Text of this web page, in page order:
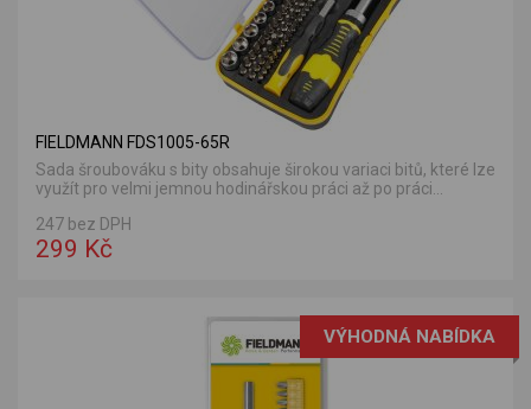
FIELDMANN FDS1005-65R
Sada šroubováku s bity obsahuje širokou variaci bitů, které lze
využít pro velmi jemnou hodinářskou práci až po práci...
247 bez DPH
299 Kč
VÝHODNÁ NABÍDKA